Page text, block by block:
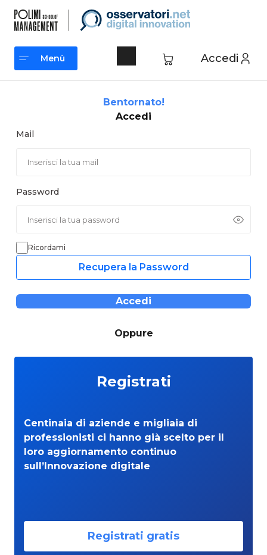
contenuto
Accedi
Menù
Bentornato!
Accedi
Mail
Password
Ricordami
Recupera la Password
Accedi
Oppure
Registrati
Centinaia di aziende e migliaia di
professionisti ci hanno già scelto per il
loro aggiornamento continuo
sull’Innovazione digitale
Registrati gratis